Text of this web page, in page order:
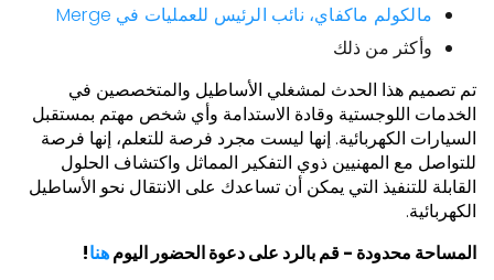
مالكولم ماكفاي، نائب الرئيس للعمليات في Merge
وأكثر من ذلك
تم تصميم هذا الحدث لمشغلي الأساطيل والمتخصصين في
الخدمات اللوجستية وقادة الاستدامة وأي شخص مهتم بمستقبل
السيارات الكهربائية. إنها ليست مجرد فرصة للتعلم، إنها فرصة
للتواصل مع المهنيين ذوي التفكير المماثل واكتشاف الحلول
القابلة للتنفيذ التي يمكن أن تساعدك على الانتقال نحو الأساطيل
الكهربائية.
المساحة محدودة - قم بالرد على دعوة الحضور اليومهنا!